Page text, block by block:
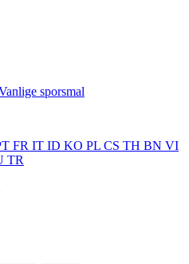
sporsmal
FR IT ID KO PL CS TH BN VI
TR